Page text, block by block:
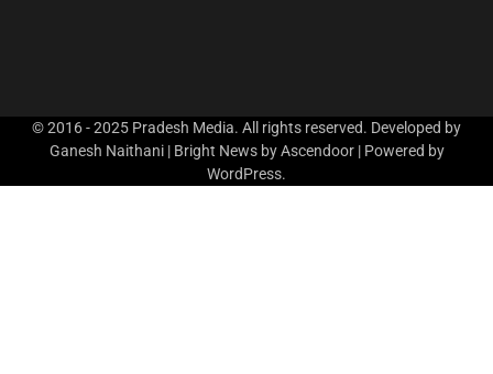
© 2016 - 2025 Pradesh Media. All rights reserved. Developed by
Ganesh Naithani | Bright News byAscendoor| Powered by
WordPress.